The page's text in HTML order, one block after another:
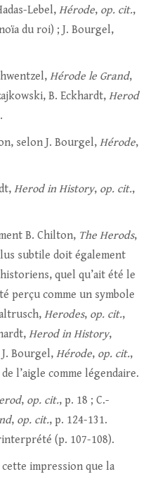
Lebel, Hérode, op. cit.,
du roi) ; J. Bourgel,
Hérode le Grand,
B. Eckhardt, Herod
selon J. Bourgel, Hérode,
Herod in History, op. cit.,
B. Chilton, The Herods,
subtile doit également
quel qu’ait été le
perçu comme un symbole
Herodes, op. cit.,
Herod in History,
Bourgel, Hérode, op. cit.,
l’aigle comme légendaire.
, op. cit., p. 18 ; C.-
, op. cit., p. 124-131.
(p. 107-108).
impression que la